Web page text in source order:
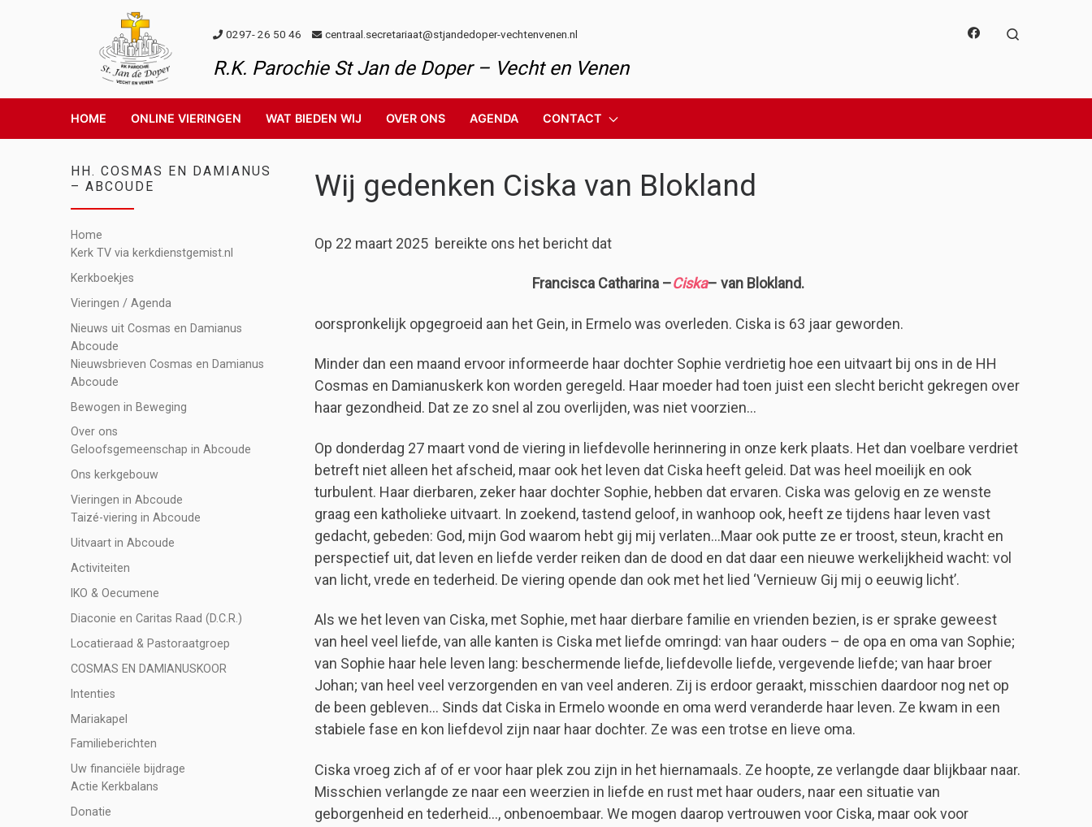
0297- 26 50 46 centraal.secretariaat@stjandedoper-vechtenvenen.nl
R.K. Parochie St Jan de Doper – Vecht en Venen
HOME ONLINE VIERINGEN WAT BIEDEN WIJ OVER ONS AGENDA CONTACT
Wij gedenken Ciska van Blokland
Op 22 maart 2025 bereikte ons het bericht dat
Francisca Catharina –Ciska– van Blokland.
oorspronkelijk opgegroeid aan het Gein, in Ermelo was overleden. Ciska is 63 jaar geworden.
Minder dan een maand ervoor informeerde haar dochter Sophie verdrietig hoe een uitvaart bij ons in de HH
Cosmas en Damianuskerk kon worden geregeld. Haar moeder had toen juist een slecht bericht gekregen over
haar gezondheid. Dat ze zo snel al zou overlijden, was niet voorzien…
Op donderdag 27 maart vond de viering in liefdevolle herinnering in onze kerk plaats. Het dan voelbare verdriet
betreft niet alleen het afscheid, maar ook het leven dat Ciska heeft geleid. Dat was heel moeilijk en ook
turbulent. Haar dierbaren, zeker haar dochter Sophie, hebben dat ervaren. Ciska was gelovig en ze wenste
graag een katholieke uitvaart. In zoekend, tastend geloof, in wanhoop ook, heeft ze tijdens haar leven vast
gedacht, gebeden: God, mijn God waarom hebt gij mij verlaten…Maar ook putte ze er troost, steun, kracht en
perspectief uit, dat leven en liefde verder reiken dan de dood en dat daar een nieuwe werkelijkheid wacht: vol
van licht, vrede en tederheid. De viering opende dan ook met het lied ‘Vernieuw Gij mij o eeuwig licht’.
Als we het leven van Ciska, met Sophie, met haar dierbare familie en vrienden bezien, is er sprake geweest
van heel veel liefde, van alle kanten is Ciska met liefde omringd: van haar ouders – de opa en oma van Sophie;
van Sophie haar hele leven lang: beschermende liefde, liefdevolle liefde, vergevende liefde; van haar broer
Johan; van heel veel verzorgenden en van veel anderen. Zij is erdoor geraakt, misschien daardoor nog net op
de been gebleven… Sinds dat Ciska in Ermelo woonde en oma werd veranderde haar leven. Ze kwam in een
stabiele fase en kon liefdevol zijn naar haar dochter. Ze was een trotse en lieve oma.
Ciska vroeg zich af of er voor haar plek zou zijn in het hiernamaals. Ze hoopte, ze verlangde daar blijkbaar naar.
Misschien verlangde ze naar een weerzien in liefde en rust met haar ouders, naar een situatie van
geborgenheid en tederheid…, onbenoembaar. We mogen daarop vertrouwen voor Ciska, maar ook voor
HH. COSMAS EN DAMIANUS
– ABCOUDE
Home
Kerk TV via kerkdienstgemist.nl
Kerkboekjes
Vieringen / Agenda
Nieuws uit Cosmas en Damianus
Abcoude
Nieuwsbrieven Cosmas en Damianus
Abcoude
Bewogen in Beweging
Over ons
Geloofsgemeenschap in Abcoude
Ons kerkgebouw
Vieringen in Abcoude
Taizé-viering in Abcoude
Uitvaart in Abcoude
Activiteiten
IKO & Oecumene
Diaconie en Caritas Raad (D.C.R.)
Locatieraad & Pastoraatgroep
COSMAS EN DAMIANUSKOOR
Intenties
Mariakapel
Familieberichten
Uw financiële bijdrage
Actie Kerkbalans
Donatie